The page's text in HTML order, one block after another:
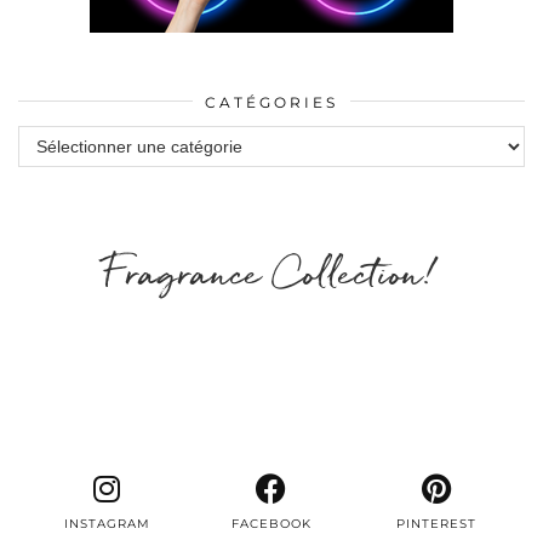
CATÉGORIES
Catégories
Fragrance Collection!
INSTAGRAM FACEBOOK PINTEREST